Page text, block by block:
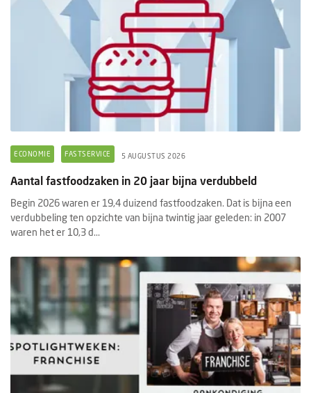
ECONOMIE FASTSERVICE 5 AUGUSTUS 2026
Aantal fastfoodzaken in 20 jaar bijna verdubbeld
Begin 2026 waren er 19,4 duizend fastfoodzaken. Dat is bijna een
verdubbeling ten opzichte van bijna twintig jaar geleden: in 2007
waren het er 10,3 d...